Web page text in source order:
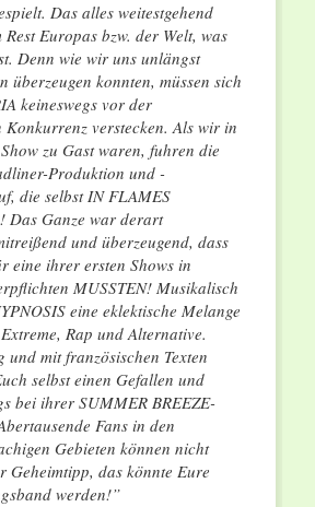
Das alles weitestgehend
Europas bzw. der Welt, was
Denn wie wir uns unlängst
überzeugen konnten, müssen sich
keineswegs vor der
verstecken. Als wir in
zu Gast waren, fuhren die
Produktion und -
die selbst IN FLAMES
Das Ganze war derart
und überzeugend, dass
eine ihrer ersten Shows in
MUSSTEN! Musikalisch
eine eklektische Melange
Rap und Alternative.
mit französischen Texten
selbst einen Gefallen und
bei ihrer SUMMER BREEZE-
Fans in den
Gebieten können nicht
Geheimtipp, das könnte Eure
werden!”